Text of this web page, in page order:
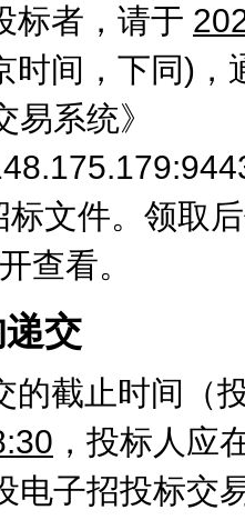
标者，请于
时间，下同)
系统》
标文件。领取
查看。
交
的截止时间（
，投标人应
电子招投标交